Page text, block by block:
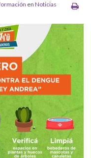
en Noticias